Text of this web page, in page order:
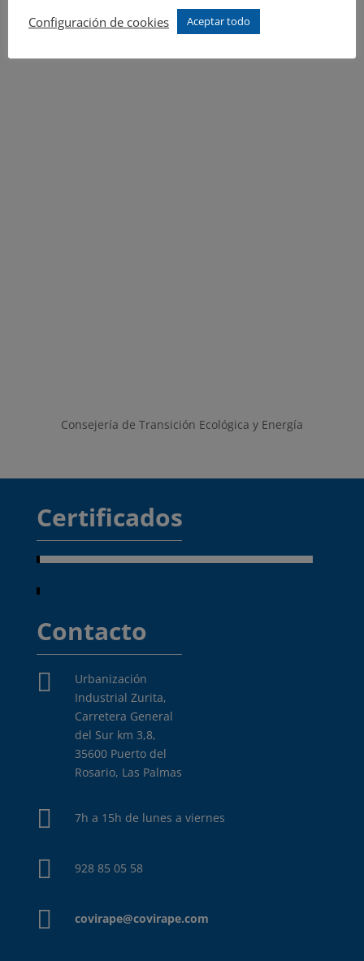
Consejería de Transición Ecológica y Energía
Certificados
Contacto

Urbanización
Industrial Zurita,
Carretera General
del Sur km 3,8,
35600 Puerto del
Rosario, Las Palmas
 7h a 15h de lunes a viernes
 928 85 05 58
 covirape@covirape.com
Configuración de cookies
Aceptar todo